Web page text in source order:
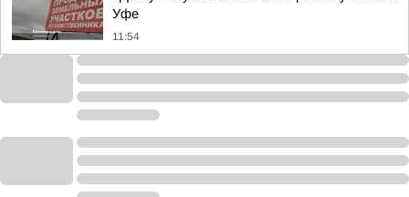
Уфе
11:54